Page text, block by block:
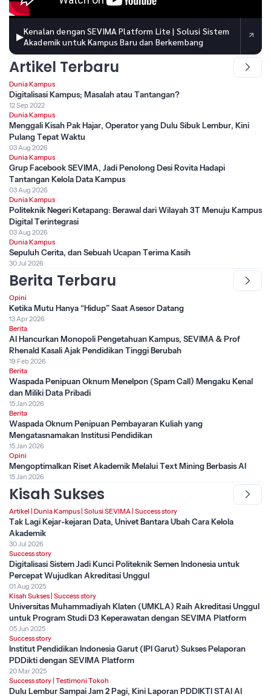
▶Kenalan dengan SEVIMA Platform Lite | Solusi Sistem
Akademik untuk Kampus Baru dan Berkembang
Artikel Terbaru
Dunia Kampus
Digitalisasi Kampus; Masalah atau Tantangan?
12 Sep 2022
Dunia Kampus
Menggali Kisah Pak Hajar, Operator yang Dulu Sibuk Lembur, Kini
Pulang Tepat Waktu
03 Aug 2026
Dunia Kampus
Grup Facebook SEVIMA, Jadi Penolong Desi Rovita Hadapi
Tantangan Kelola Data Kampus
03 Aug 2026
Dunia Kampus
Politeknik Negeri Ketapang: Berawal dari Wilayah 3T Menuju Kampus
Digital Terintegrasi
03 Aug 2026
Dunia Kampus
Sepuluh Cerita, dan Sebuah Ucapan Terima Kasih
30 Jul 2026
Berita Terbaru
Opini
Ketika Mutu Hanya “Hidup” Saat Asesor Datang
13 Apr 2026
Berita
AI Hancurkan Monopoli Pengetahuan Kampus, SEVIMA & Prof
Rhenald Kasali Ajak Pendidikan Tinggi Berubah
19 Feb 2026
Berita
Waspada Penipuan Oknum Menelpon (Spam Call) Mengaku Kenal
dan Miliki Data Pribadi
15 Jan 2026
Berita
Waspada Oknum Penipuan Pembayaran Kuliah yang
Mengatasnamakan Institusi Pendidikan
15 Jan 2026
Opini
Mengoptimalkan Riset Akademik Melalui Text Mining Berbasis AI
15 Jan 2026
Kisah Sukses
Artikel Dunia Kampus Solusi SEVIMA Success story
Tak Lagi Kejar-kejaran Data, Univet Bantara Ubah Cara Kelola
Akademik
30 Jul 2026
Success story
Digitalisasi Sistem Jadi Kunci Politeknik Semen Indonesia untuk
Percepat Wujudkan Akreditasi Unggul
01 Aug 2025
Kisah Sukses Success story
Universitas Muhammadiyah Klaten (UMKLA) Raih Akreditasi Unggul
untuk Program Studi D3 Keperawatan dengan SEVIMA Platform
05 Jun 2025
Success story
Institut Pendidikan Indonesia Garut (IPI Garut) Sukses Pelaporan
PDDikti dengan SEVIMA Platform
20 Mar 2025
Success story Testimoni Tokoh
Dulu Lembur Sampai Jam 2 Pagi, Kini Laporan PDDIKTI STAI Al